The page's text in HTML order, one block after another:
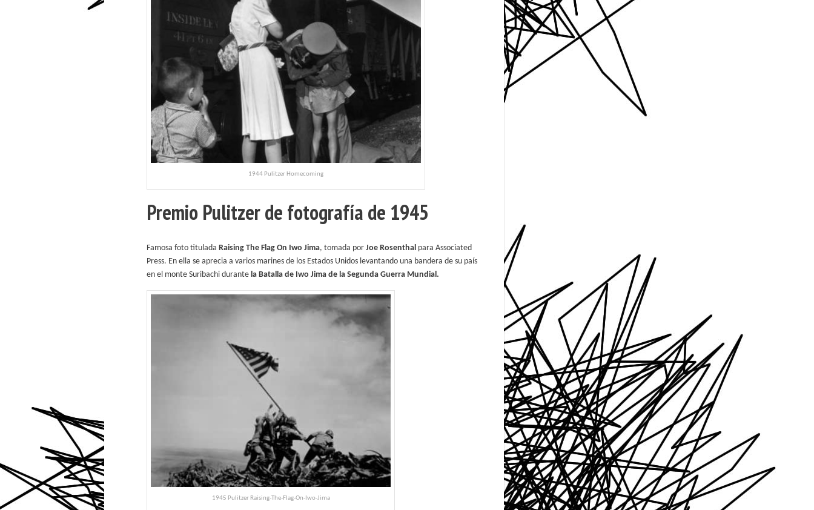
1944 Pulitzer Homecoming
Premio Pulitzer de fotografía de 1945
Famosa foto titulada Raising The Flag On Iwo Jima, tomada por Joe Rosenthal para Associated
Press. En ella se aprecia a varios marines de los Estados Unidos levantando una bandera de su país
en el monte Suribachi durante la Batalla de Iwo Jima de la Segunda Guerra Mundial.
1945 Pulitzer Raising-The-Flag-On-Iwo-Jima